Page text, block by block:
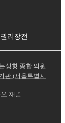
리장전
성형 종합 의원
관 (서울특별시
채널